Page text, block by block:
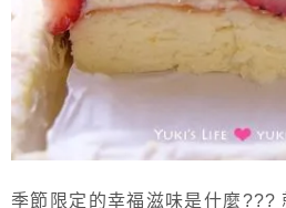
季節限定的幸福滋味是什麼???